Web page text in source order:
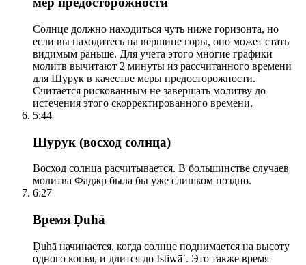
Солнце должно находиться чуть ниже горизонта, но
если вы находитесь на вершине горы, оно может стать
видимым раньше. Для учета этого многие графики
молитв вычитают 2 минуты из рассчитанного времени
для Шурук в качестве меры предосторожности.
Считается рискованным не завершать молитву до
истечения этого скорректированного времени.
5:44
Шурук (восход солнца)
Восход солнца расчитывается. В большинстве случаев
молитва Фаджр была бы уже слишком поздно.
6:27
Время Ḍuhā
Ḍuhā начинается, когда солнце поднимается на высоту
одного копья, и длится до Istiwāʾ. Это также время